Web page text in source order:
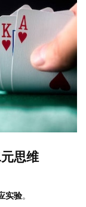
思维
实验。